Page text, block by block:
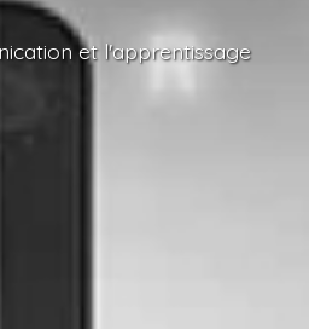
et l'apprentissage